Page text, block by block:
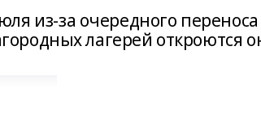
из-за очередного
лагерей откроются